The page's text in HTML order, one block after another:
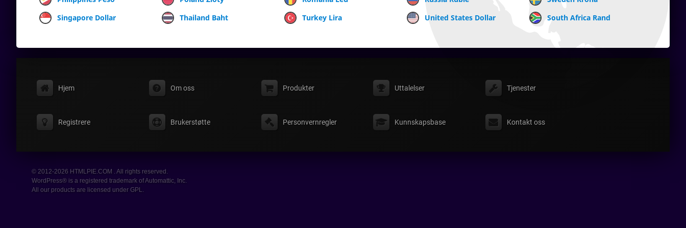
Singapore Dollar
Thailand Baht Turkey Lira United States Dollar South Africa Rand
Hjem Om oss Produkter Uttalelser Tjenester
Registrere Brukerstøtte Personvernregler Kunnskapsbase Kontakt oss
© 2012-2026 HTMLPIE.COM . All rights reserved.
WordPress® is a registered trademark of Automattic, Inc.
All our products are licensed under GPL.